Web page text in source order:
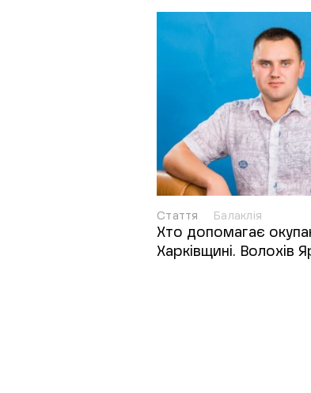
Стаття Балаклія
Хто допомагає
Харківщині. Волохів